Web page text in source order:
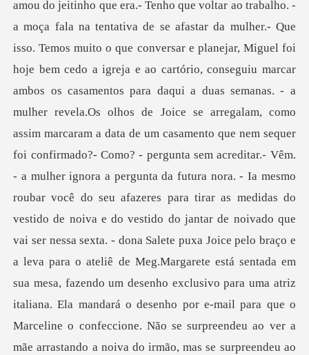
amou do jeitinho que era.- Tenho que voltar ao trabalho. -
a moça fala na tentativa de se afastar da mulher.- Que
isso. Temos muito o que conversar e planejar, Miguel foi
hoje bem cedo a igreja e ao cartório, conseguiu marcar
ambos os casamentos para daqui a duas semanas. - a
mulher revela.Os olhos de Joice se arregalam, como
assim marcaram a data de um casamento que nem sequer
foi confirmado?- Como? - pergunta sem acreditar.- Vêm.
- a mulher ignora a pergunta da futura nora. - Ia mesmo
roubar você do seu afazeres para tirar as medidas do
vestido de noiva e do vestido do jantar de noivado que
vai ser nessa sexta. - dona Salete puxa Joice pelo braço e
a leva para o ateliê de Meg.Margarete está sentada em
sua mesa, fazendo um desenho exclusivo para uma atriz
italiana. Ela mandará o desenho por e-mail para que o
Marceline o confeccione. Não se surpreendeu ao ver